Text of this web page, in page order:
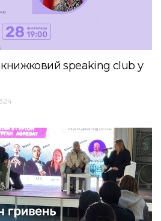
книжковий speaking club у